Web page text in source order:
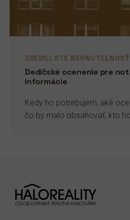
ZDEDILI STE
Dedičské ocenenie pre
informácie
Kedy ho potrebujem, aké
čo by malo obsahovať, kto